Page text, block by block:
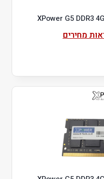
מחירים